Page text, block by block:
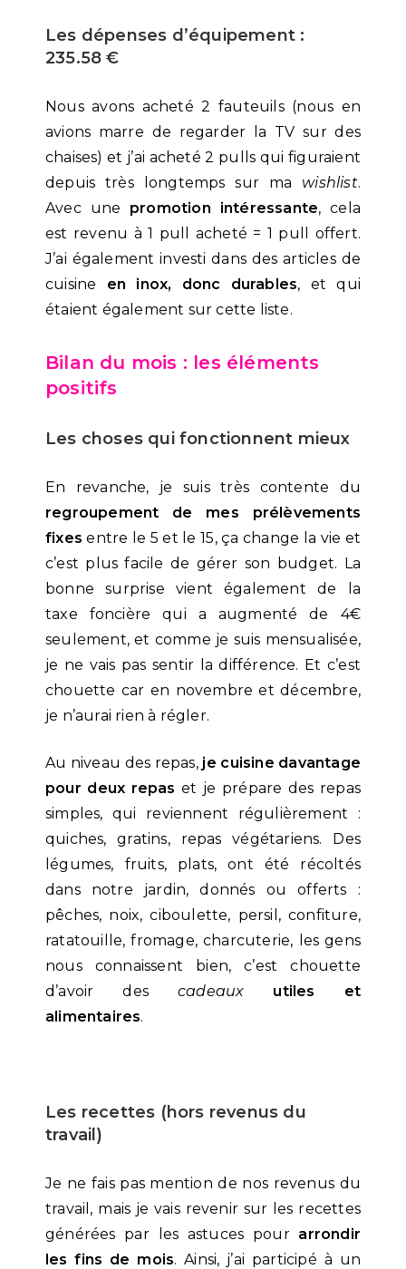
Les dépenses d’équipement :
235.58 €
Nous avons acheté 2 fauteuils (nous en
avions marre de regarder la TV sur des
chaises) et j’ai acheté 2 pulls qui figuraient
depuis très longtemps sur ma wishlist.
Avec une promotion intéressante, cela
est revenu à 1 pull acheté = 1 pull offert.
J’ai également investi dans des articles de
cuisine en inox, donc durables, et qui
étaient également sur cette liste.
Bilan du mois : les éléments
positifs
Les choses qui fonctionnent mieux
En revanche, je suis très contente du
regroupement de mes prélèvements
fixes entre le 5 et le 15, ça change la vie et
c’est plus facile de gérer son budget. La
bonne surprise vient également de la
taxe foncière qui a augmenté de 4€
seulement, et comme je suis mensualisée,
je ne vais pas sentir la différence. Et c’est
chouette car en novembre et décembre,
je n’aurai rien à régler.
Au niveau des repas,je cuisine davantage
pour deux repas et je prépare des repas
simples, qui reviennent régulièrement :
quiches, gratins, repas végétariens. Des
légumes, fruits, plats, ont été récoltés
dans notre jardin, donnés ou offerts :
pêches, noix, ciboulette, persil, confiture,
ratatouille, fromage, charcuterie, les gens
nous connaissent bien, c’est chouette
d’avoir des cadeaux utiles et
alimentaires.
Les recettes (hors revenus du
travail)
Je ne fais pas mention de nos revenus du
travail, mais je vais revenir sur les recettes
générées par les astuces pour arrondir
les fins de mois. Ainsi, j’ai participé à un